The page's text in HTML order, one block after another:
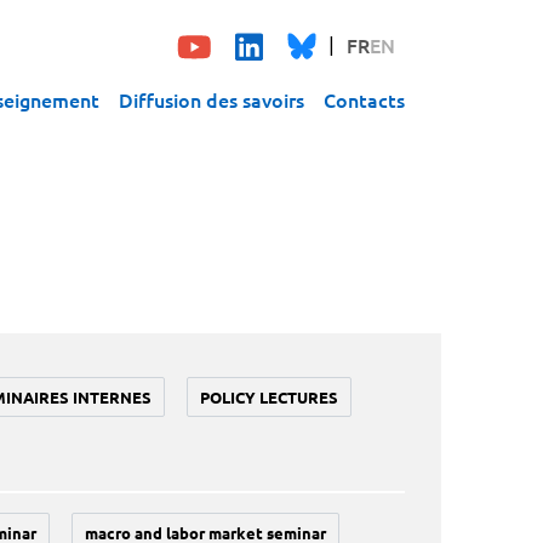
FREN
Diffusion des savoirs Contacts
INTERNES POLICY LECTURES
macro and labor market seminar